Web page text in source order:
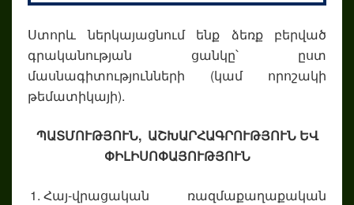
Ստորև ներկայացնում ենք ձեռք բերված
գրականության ցանկը՝ ըստ
մասնագիտությունների (կամ որոշակի
թեմատիկայի).
ՊԱՏՄՈՒԹՅՈՒՆ, ԱՇԽԱՐՀԱԳՐՈՒԹՅՈՒՆ ԵՎ
ՓԻԼԻՍՈՓԱՅՈՒԹՅՈՒՆ
Հայ-վրացական ռազմաքաղաքական